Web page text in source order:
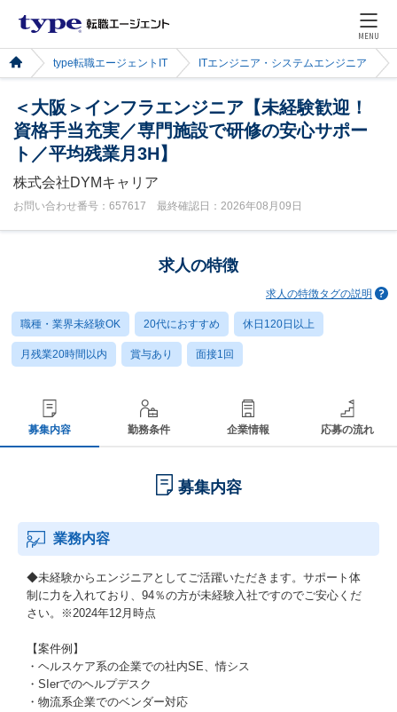
MENU
type転職エージェントIT ITエンジニア・システムエンジニア
＜大阪＞インフラエンジニア【未経験歓迎！
資格手当充実／専門施設で研修の安心サポー
ト／平均残業月3H】
株式会社DYMキャリア
お問い合わせ番号：657617 最終確認日：2026年08月09日
求人の特徴
求人の特徴タグの説明
職種・業界未経験OK 20代におすすめ 休日120日以上
月残業20時間以内 賞与あり 面接1回
募集内容 勤務条件 企業情報 応募の流れ
募集内容
業務内容
◆未経験からエンジニアとしてご活躍いただきます。サポート体
制に力を入れており、94％の方が未経験入社ですのでご安心くだ
さい。※2024年12月時点
【案件例】
・ヘルスケア系の企業での社内SE、情シス
・SIerでのヘルプデスク
・物流系企業でのベンダー対応